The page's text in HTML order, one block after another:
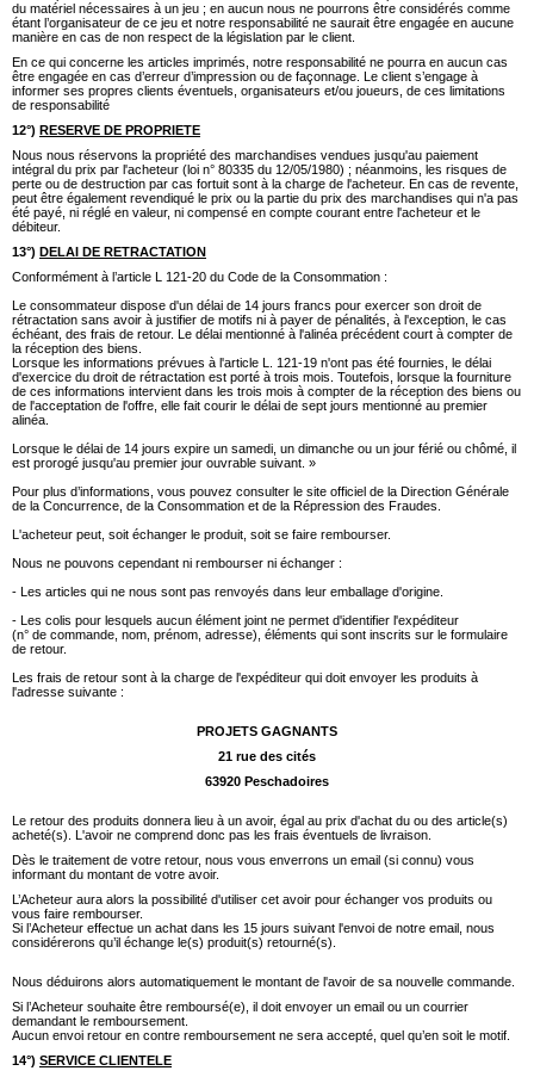
du matériel nécessaires à un jeu ; en aucun nous ne pourrons être considérés comme
étant l’organisateur de ce jeu et notre responsabilité ne saurait être engagée en aucune
manière en cas de non respect de la législation par le client.
En ce qui concerne les articles imprimés, notre responsabilité ne pourra en aucun cas
être engagée en cas d’erreur d’impression ou de façonnage. Le client s’engage à
informer ses propres clients éventuels, organisateurs et/ou joueurs, de ces limitations
de responsabilité
12°) RESERVE DE PROPRIETE
Nous nous réservons la propriété des marchandises vendues jusqu'au paiement
intégral du prix par l'acheteur (loi n° 80335 du 12/05/1980) ; néanmoins, les risques de
perte ou de destruction par cas fortuit sont à la charge de l'acheteur. En cas de revente,
peut être également revendiqué le prix ou la partie du prix des marchandises qui n'a pas
été payé, ni réglé en valeur, ni compensé en compte courant entre l'acheteur et le
débiteur.
13°) DELAI DE RETRACTATION
Conformément à l’article L 121-20 du Code de la Consommation :
Le consommateur dispose d'un délai de 14 jours francs pour exercer son droit de
rétractation sans avoir à justifier de motifs ni à payer de pénalités, à l'exception, le cas
échéant, des frais de retour. Le délai mentionné à l'alinéa précédent court à compter de
la réception des biens.
Lorsque les informations prévues à l'article L. 121-19 n'ont pas été fournies, le délai
d'exercice du droit de rétractation est porté à trois mois. Toutefois, lorsque la fourniture
de ces informations intervient dans les trois mois à compter de la réception des biens ou
de l'acceptation de l'offre, elle fait courir le délai de sept jours mentionné au premier
alinéa.
Lorsque le délai de 14 jours expire un samedi, un dimanche ou un jour férié ou chômé, il
est prorogé jusqu'au premier jour ouvrable suivant. »
Pour plus d’informations, vous pouvez consulter le site officiel de la Direction Générale
de la Concurrence, de la Consommation et de la Répression des Fraudes.
L'acheteur peut, soit échanger le produit, soit se faire rembourser.
Nous ne pouvons cependant ni rembourser ni échanger :
- Les articles qui ne nous sont pas renvoyés dans leur emballage d'origine.
- Les colis pour lesquels aucun élément joint ne permet d'identifier l'expéditeur
(n° de commande, nom, prénom, adresse), éléments qui sont inscrits sur le formulaire
de retour.
Les frais de retour sont à la charge de l'expéditeur qui doit envoyer les produits à
l'adresse suivante :
PROJETS GAGNANTS
21 rue des cités
63920 Peschadoires
Le retour des produits donnera lieu à un avoir, égal au prix d'achat du ou des article(s)
acheté(s). L'avoir ne comprend donc pas les frais éventuels de livraison.
Dès le traitement de votre retour, nous vous enverrons un email (si connu) vous
informant du montant de votre avoir.
L’Acheteur aura alors la possibilité d'utiliser cet avoir pour échanger vos produits ou
vous faire rembourser.
Si l’Acheteur effectue un achat dans les 15 jours suivant l'envoi de notre email, nous
considérerons qu’il échange le(s) produit(s) retourné(s).
Nous déduirons alors automatiquement le montant de l'avoir de sa nouvelle commande.
Si l’Acheteur souhaite être remboursé(e), il doit envoyer un email ou un courrier
demandant le remboursement.
Aucun envoi retour en contre remboursement ne sera accepté, quel qu’en soit le motif.
14°) SERVICE CLIENTELE